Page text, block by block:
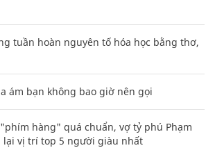
tuần hoàn nguyên tố hóa học bằng thơ,
ám bạn không bao giờ nên gọi
hàng" quá chuẩn, vợ tỷ phú Phạm
lại vị trí top 5 người giàu nhất